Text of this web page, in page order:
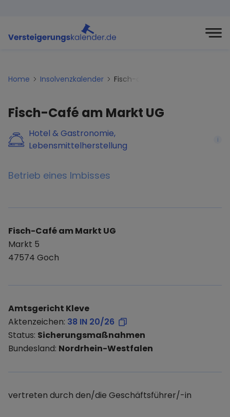
Home Insolvenzkalender Fisch-cafe-am-markt-ug
Fisch-Café am Markt UG
Hotel & Gastronomie,
Lebensmittelherstellung
i
Betrieb eines Imbisses
Fisch-Café am Markt UG
Markt 5
47574 Goch
Amtsgericht Kleve
Aktenzeichen: 38 IN 20/26
Status: Sicherungsmaßnahmen
Bundesland: Nordrhein-Westfalen
vertreten durch den/die Geschäftsführer/-in